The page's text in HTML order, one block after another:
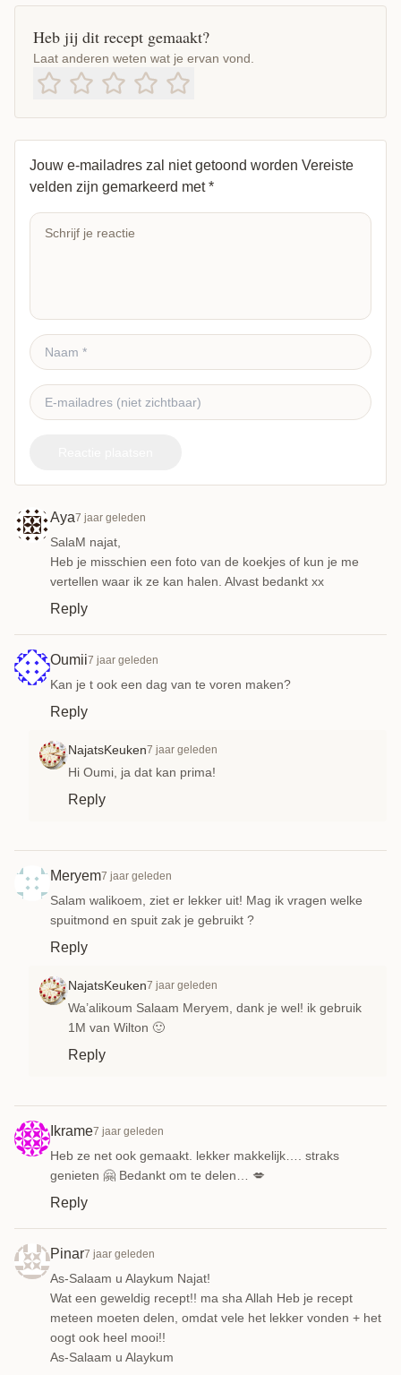
Heb jij dit recept gemaakt?
Laat anderen weten wat je ervan vond.
Jouw e-mailadres zal niet getoond worden Vereiste
velden zijn gemarkeerd met*
Aya7 jaar geleden
SalaM najat,
Heb je misschien een foto van de koekjes of kun je me
vertellen waar ik ze kan halen. Alvast bedankt xx
Reply
Oumii7 jaar geleden
Kan je t ook een dag van te voren maken?
Reply
NajatsKeuken7 jaar geleden
Hi Oumi, ja dat kan prima!
Reply
Meryem7 jaar geleden
Salam walikoem, ziet er lekker uit! Mag ik vragen welke
spuitmond en spuit zak je gebruikt ?
Reply
NajatsKeuken7 jaar geleden
Wa’alikoum Salaam Meryem, dank je wel! ik gebruik
1M van Wilton 🙂
Reply
Ikrame7 jaar geleden
Heb ze net ook gemaakt. lekker makkelijk…. straks
genieten 🤗 Bedankt om te delen… 💋
Reply
Pinar7 jaar geleden
As-Salaam u Alaykum Najat!
Wat een geweldig recept!! ma sha Allah Heb je recept
meteen moeten delen, omdat vele het lekker vonden + het
oogt ook heel mooi!!
As-Salaam u Alaykum